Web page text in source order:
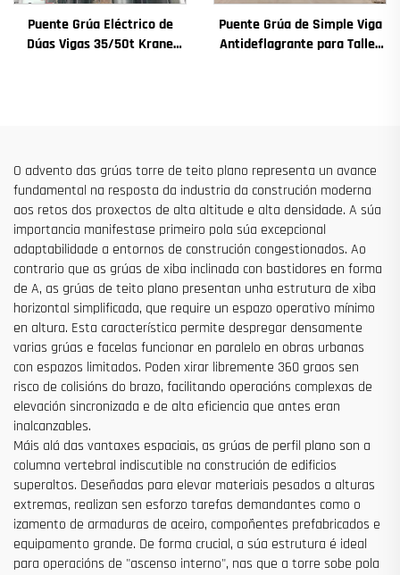
Puente Grúa Eléctrico de
Dúas Vigas 35/50t Krane
Puente Grúa de Simple Viga
Antideflagrante para Taller
O advento das grúas torre de teito plano representa un avance
fundamental na resposta da industria da construción moderna
aos retos dos proxectos de alta altitude e alta densidade. A súa
importancia manifestase primeiro pola súa excepcional
adaptabilidade a entornos de construción congestionados. Ao
contrario que as grúas de xiba inclinada con bastidores en forma
de A, as grúas de teito plano presentan unha estrutura de xiba
horizontal simplificada, que require un espazo operativo mínimo
en altura. Esta característica permite despregar densamente
varias grúas e facelas funcionar en paralelo en obras urbanas
con espazos limitados. Poden xirar libremente 360 graos sen
risco de colisións do brazo, facilitando operacións complexas de
elevación sincronizada e de alta eficiencia que antes eran
inalcanzables.
Máis alá das vantaxes espaciais, as grúas de perfil plano son a
columna vertebral indiscutible na construción de edificios
superaltos. Deseñadas para elevar materiais pesados a alturas
extremas, realizan sen esforzo tarefas demandantes como o
izamento de armaduras de aceiro, compoñentes prefabricados e
equipamento grande. De forma crucial, a súa estrutura é ideal
para operacións de "ascenso interno", nas que a torre sobe pola